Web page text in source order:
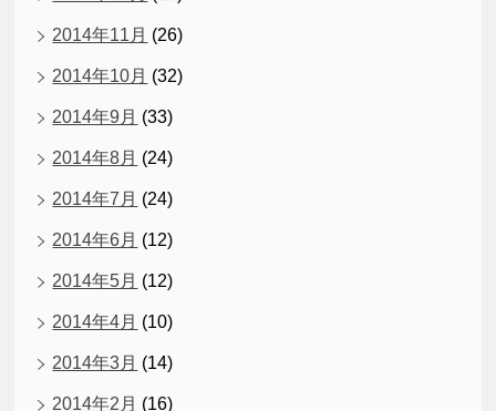
2014年11月 (26)
2014年10月 (32)
2014年9月 (33)
2014年8月 (24)
2014年7月 (24)
2014年6月 (12)
2014年5月 (12)
2014年4月 (10)
2014年3月 (14)
2014年2月 (16)